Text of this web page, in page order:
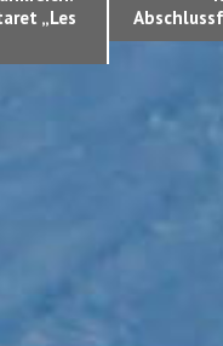
„Les